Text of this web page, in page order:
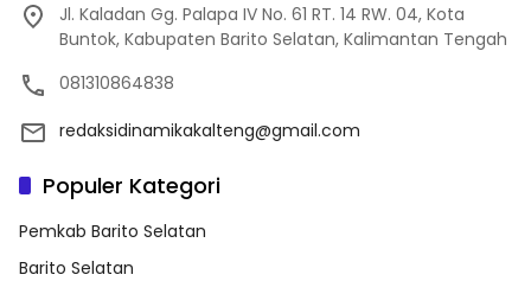
Jl. Kaladan Gg. Palapa IV No. 61 RT. 14 RW. 04, Kota
Buntok, Kabupaten Barito Selatan, Kalimantan Tengah
081310864838
redaksidinamikakalteng@gmail.com
Populer Kategori
Pemkab Barito Selatan
Barito Selatan